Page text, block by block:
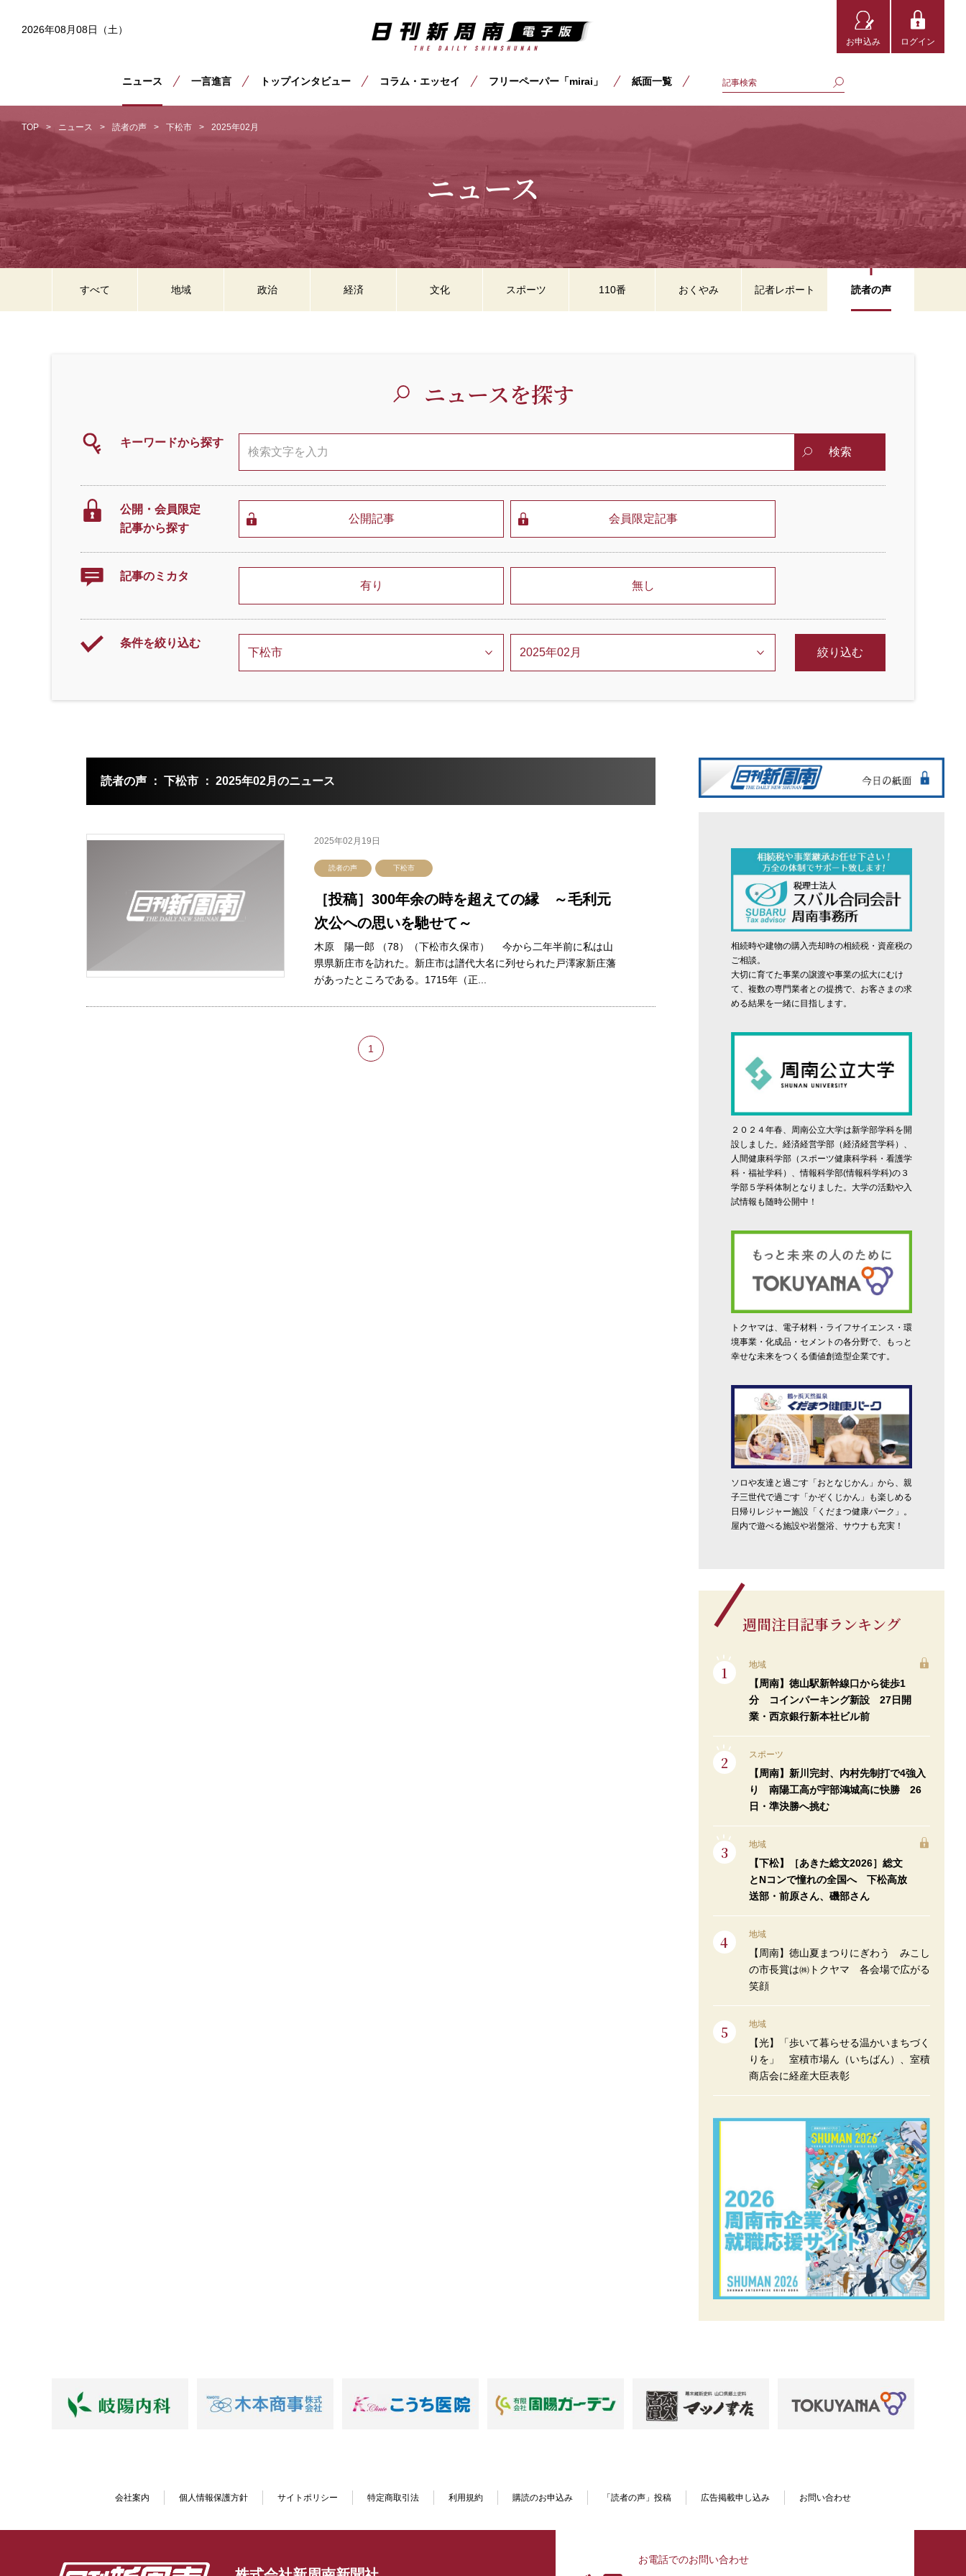
2026年08月08日（土）
お申込み ログイン
ニュース 一言進言 トップインタビュー コラム・エッセイ フリーペーパー「mirai」 紙面一覧
TOP ニュース 読者の声 下松市 2025年02月
ニュース
ニュースを探す
キーワードから探す
検索
公開・会員限定
記事から探す
公開記事 会員限定記事
記事のミカタ
有り 無し
条件を絞り込む
絞り込む
すべて 地域 政治 経済 文化 スポーツ 110番 おくやみ 記者レポート 読者の声
読者の声 ： 下松市 ： 2025年02月のニュース
2025年02月19日
読者の声 下松市
［投稿］300年余の時を超えての縁 ～毛利元
次公への思いを馳せて～
木原 陽一郎 （78）（下松市久保市） 今から二年半前に私は山
県県新庄市を訪れた。新庄市は譜代大名に列せられた戸澤家新庄藩
があったところである。1715年（正...
1
相続時や建物の購入売却時の相続税・資産税の
ご相談。
大切に育てた事業の譲渡や事業の拡大にむけ
て、複数の専門業者との提携で、お客さまの求
める結果を一緒に目指します。
２０２４年春、周南公立大学は新学部学科を開
設しました。経済経営学部（経済経営学科）、
人間健康科学部（スポーツ健康科学科・看護学
科・福祉学科）、情報科学部(情報科学科)の３
学部５学科体制となりました。大学の活動や入
試情報も随時公開中！
トクヤマは、電子材料・ライフサイエンス・環
境事業・化成品・セメントの各分野で、もっと
幸せな未来をつくる価値創造型企業です。
ソロや友達と過ごす「おとなじかん」から、親
子三世代で過ごす「かぞくじかん」も楽しめる
日帰りレジャー施設「くだまつ健康パーク」。
屋内で遊べる施設や岩盤浴、サウナも充実！
週間注目記事ランキング
地域
【周南】徳山駅新幹線口から徒歩1
分 コインパーキング新設 27日開
業・西京銀行新本社ビル前
スポーツ
【周南】新川完封、内村先制打で4強入
り 南陽工高が宇部鴻城高に快勝 26
日・準決勝へ挑む
地域
【下松】［あきた総文2026］総文
とNコンで憧れの全国へ 下松高放
送部・前原さん、磯部さん
地域
【周南】徳山夏まつりにぎわう みこし
の市長賞は㈱トクヤマ 各会場で広がる
笑顔
地域
【光】「歩いて暮らせる温かいまちづく
りを」 室積市場ん（いちばん）、室積
商店会に経産大臣表彰
会社案内 個人情報保護方針 サイトポリシー 特定商取引法 利用規約 購読のお申込み 「読者の声」投稿 広告掲載申し込み お問い合わせ
お電話でのお問い合わせ